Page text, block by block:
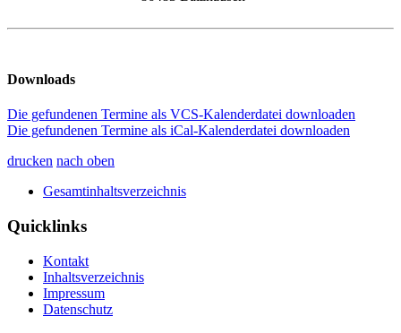
Downloads
Die gefundenen Termine als VCS-Kalenderdatei downloaden
Die gefundenen Termine als iCal-Kalenderdatei downloaden
drucken nach oben
Gesamtinhaltsverzeichnis
Quicklinks
Kontakt
Inhaltsverzeichnis
Impressum
Datenschutz